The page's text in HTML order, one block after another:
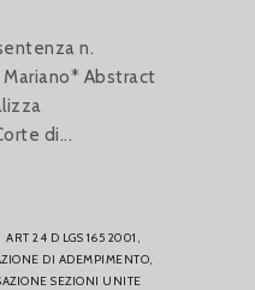
n.
Abstract
di...
ART 24 D LGS 165 2001,
DI ADEMPIMENTO,
SEZIONI UNITE